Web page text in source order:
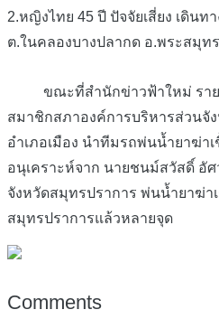
2.หญิงไทย 45 ปี ปัจจัยเสี่ยง เดิน
ต.ในคลองบางปลากด อ.พระสมุท
ขณะที่สำนักข่าวฟ้าใหม่ รายง
สมาชิกสภาองค์การบริหารส่วนจั
อำเภอเมือง นำทีมรถพ่นน้ำยาฆ่า
อนุเคราะห์จาก นายชนม์สวัสดิ์ อั
จังหวัดสมุทรปราการ พ่นน้ำยาฆ่า
สมุทรปราการแล้วหลายจุด
Comments